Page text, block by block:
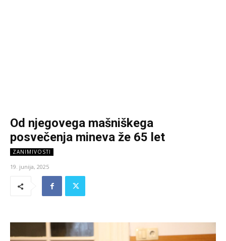
Od njegovega mašniškega
posvečenja mineva že 65 let
ZANIMIVOSTI
19. junija, 2025